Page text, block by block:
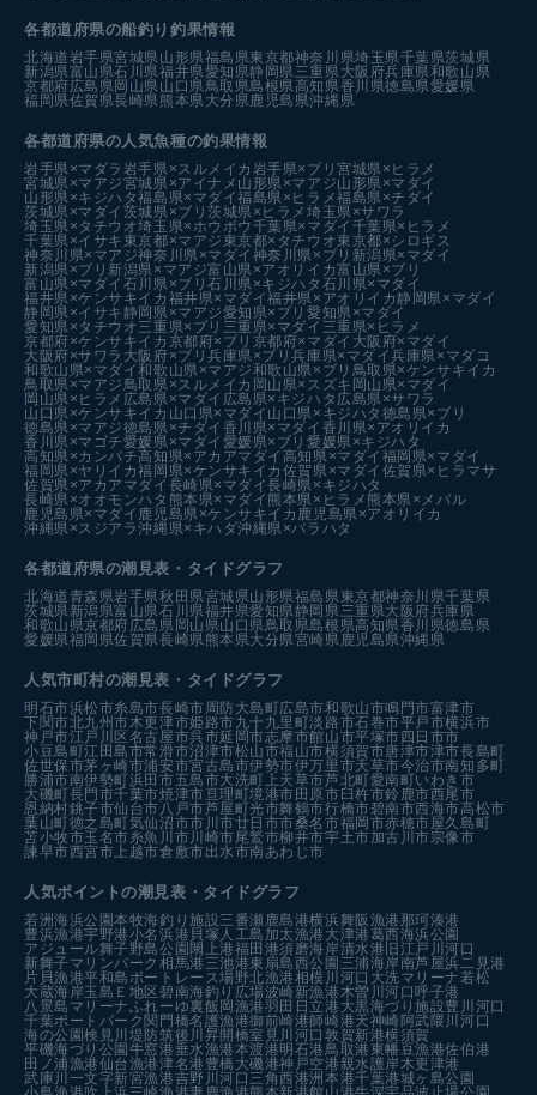
各都道府県の船釣り釣果情報
北海道岩手県宮城県山形県福島県東京都神奈川県埼玉県千葉県茨城県
新潟県富山県石川県福井県愛知県静岡県三重県大阪府兵庫県和歌山県
京都府広島県岡山県山口県鳥取県島根県高知県香川県徳島県愛媛県
福岡県佐賀県長崎県熊本県大分県鹿児島県沖縄県
各都道府県の人気魚種の釣果情報
岩手県×マダラ 岩手県×スルメイカ 岩手県×ブリ宮城県×ヒラメ
宮城県×マアジ宮城県×アイナメ 山形県×マアジ山形県×マダイ
山形県×キジハタ福島県×マダイ福島県×ヒラメ福島県×チダイ
茨城県×マダイ 茨城県×ブリ茨城県×ヒラメ埼玉県×サワラ
埼玉県×タチウオ埼玉県×ホウボウ 千葉県×マダイ 千葉県×ヒラメ
千葉県×イサキ 東京都×マアジ 東京都×タチウオ東京都×シロギス
神奈川県×マアジ神奈川県×マダイ 神奈川県×ブリ 新潟県×マダイ
新潟県×ブリ 新潟県×マアジ富山県×アオリイカ富山県×ブリ
富山県×マダイ 石川県×ブリ石川県×キジハタ 石川県×マダイ
福井県×ケンサキイカ 福井県×マダイ福井県×アオリイカ 静岡県×マダイ
静岡県×イサキ 静岡県×マアジ愛知県×ブリ愛知県×マダイ
愛知県×タチウオ三重県×ブリ 三重県×マダイ 三重県×ヒラメ
京都府×ケンサキイカ 京都府×ブリ 京都府×マダイ 大阪府×マダイ
大阪府×サワラ 大阪府×ブリ兵庫県×ブリ兵庫県×マダイ兵庫県×マダコ
和歌山県×マダイ和歌山県×マアジ和歌山県×ブリ 鳥取県×ケンサキイカ
鳥取県×マアジ鳥取県×スルメイカ 岡山県×スズキ 岡山県×マダイ
岡山県×ヒラメ 広島県×マダイ 広島県×キジハタ 広島県×サワラ
山口県×ケンサキイカ 山口県×マダイ 山口県×キジハタ 徳島県×ブリ
徳島県×マアジ徳島県×チダイ 香川県×マダイ 香川県×アオリイカ
香川県×マゴチ愛媛県×マダイ 愛媛県×ブリ愛媛県×キジハタ
高知県×カンパチ高知県×アカアマダイ 高知県×マダイ 福岡県×マダイ
福岡県×ヤリイカ福岡県×ケンサキイカ 佐賀県×マダイ 佐賀県×ヒラマサ
佐賀県×アカアマダイ 長崎県×マダイ長崎県×キジハタ
長崎県×オオモンハタ 熊本県×マダイ 熊本県×ヒラメ 熊本県×メバル
鹿児島県×マダイ 鹿児島県×ケンサキイカ 鹿児島県×アオリイカ
沖縄県×スジアラ沖縄県×キハダ沖縄県×バラハタ
各都道府県の潮見表 ・タイドグラフ
北海道青森県岩手県秋田県宮城県山形県福島県東京都神奈川県千葉県
茨城県新潟県富山県石川県福井県愛知県静岡県三重県大阪府兵庫県
和歌山県京都府広島県 岡山県山口県鳥取県島根県高知県香川県徳島県
愛媛県福岡県佐賀県長崎県熊本県大分県宮崎県鹿児島県沖縄県
人気市町村の潮見表・タイドグラフ
明石市浜松市糸島市長崎市周防大島町広島市和歌山市鳴門市富津市
下関市北九州市木更津市姫路市九十九里町淡路市石巻市平戸市横浜市
神戸市江戸川区 名古屋市呉市延岡市志摩市館山市平塚市 四日市市
小豆島町江田島市常滑市沼津市松山市福山市横須賀市唐津市津市長島町
佐世保市茅ヶ崎市浦安市宮古島市伊勢市伊万里市天草市今治市南知多町
勝浦市南伊勢町浜田市五島市大洗町 上天草市芦北町愛南町いわき市
大磯町長門市千葉市焼津市亘理町境港市 田原市 臼杵市鈴鹿市西尾市
恩納村銚子市仙台市八戸市芦屋町光市舞鶴市行橋市碧南市西海市高松市
葉山町徳之島町気仙沼市市川市廿日市市桑名市福岡市赤穂市屋久島町
苫小牧市玉名市糸魚川市川崎市尾鷲市柳井市宇土市加古川市宗像市
諫早市西宮市 上越市倉敷市出水市南あわじ市
人気ポイントの潮見表・タイドグラフ
若洲海浜公園本牧海釣り施設三番瀬 鹿島港横浜舞阪漁港 那珂湊港
豊浜漁港宇野港小名浜港 貝塚人工島 加太漁港 大津港葛西海浜公園
アジュール舞子野島公園 閖上港福田港須磨海岸清水港 旧江戸川河口
新舞子マリンパーク 相馬港 三池港東扇島西公園 三浦海岸南芦屋浜二見港
片貝漁港平和島ボートレース場野北漁港相模川河口 大洗マリーナ若松
大蔵海岸玉島Ｅ地区 碧南海釣り広場波崎新漁港木曽川河口 呼子港
八景島マリーナふれーゆ裏飯岡漁港羽田 日立港 大黒海づり施設豊川河口
千葉ポートパーク 関門橋名護漁港御前崎港師崎港天神崎 阿武隈川河口
海の公園検見川堤防筑後川昇開橋室見川河口敦賀新港横須賀
平磯海づり公園 牛窓港垂水漁港本渡港明石港鳥取港 東幡豆漁港佐伯港
田ノ浦漁港仙台漁港津名港 豊橋 大磯港神戸空港親水護岸木更津港
武庫川一文字新宮漁港吉野川河口 三角西港洲本港千葉港城ヶ島公園